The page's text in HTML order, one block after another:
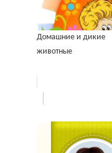
Домашние и дикие
животные